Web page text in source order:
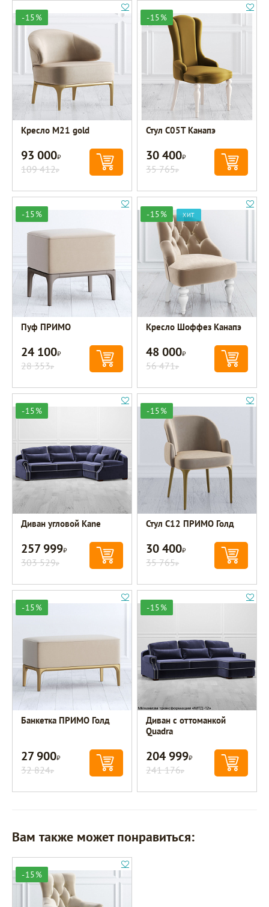
-15%
Кресло M21 gold
93 000Р
109 412Р
-15%
Стул C05Т Канапэ
30 400Р
35 765Р
-15%
Пуф ПРИМО
24 100Р
28 353Р
-15% ХИТ
Кресло Шоффез Канапэ
48 000Р
56 471Р
-15%
Диван угловой Kane
257 999Р
303 529Р
-15%
Стул C12 ПРИМО Голд
30 400Р
35 765Р
-15%
Банкетка ПРИМО Голд
27 900Р
32 824Р
-15%
Диван с оттоманкой
Quadra
204 999Р
241 176Р
Вам также может понравиться:
-15%